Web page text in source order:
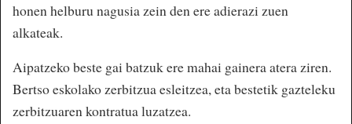
honen helburu nagusia zein den ere adierazi zuen
alkateak.
Aipatzeko beste gai batzuk ere mahai gainera atera ziren.
Bertso eskolako zerbitzua esleitzea, eta bestetik gazteleku
zerbitzuaren kontratua luzatzea.